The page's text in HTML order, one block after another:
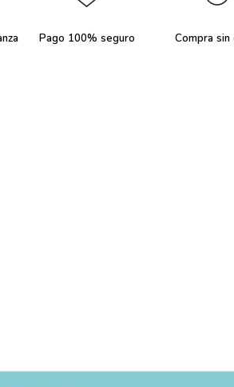
Pago 100% seguro Compra sin